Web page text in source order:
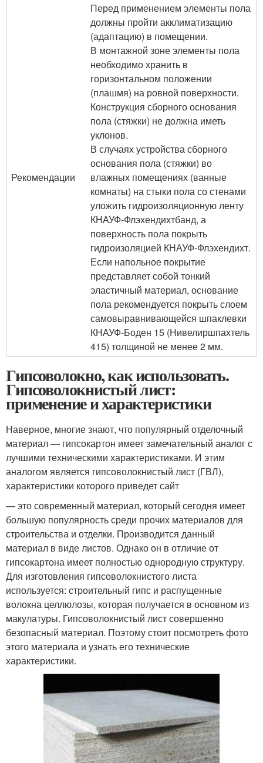
Рекомендации
Перед применением элементы пола
должны пройти акклиматизацию
(адаптацию) в помещении.
В монтажной зоне элементы пола
необходимо хранить в
горизонтальном положении
(плашмя) на ровной поверхности.
Конструкция сборного основания
пола (стяжки) не должна иметь
уклонов.
В случаях устройства сборного
основания пола (стяжки) во
влажных помещениях (ванные
комнаты) на стыки пола со стенами
уложить гидроизоляционную ленту
КНАУФ-Флэхендихтбанд, а
поверхность пола покрыть
гидроизоляцией КНАУФ-Флэхендихт.
Если напольное покрытие
представляет собой тонкий
эластичный материал, основание
пола рекомендуется покрыть слоем
самовыравнивающейся шпаклевки
КНАУФ-Боден 15 (Нивелиршпахтель
415) толщиной не менее 2 мм.
Гипсоволокно, как использовать.
Гипсоволокнистый лист:
применение и характеристики
Наверное, многие знают, что популярный отделочный
материал — гипсокартон имеет замечательный аналог с
лучшими техническими характеристиками. И этим
аналогом является гипсоволокнистый лист (ГВЛ),
характеристики которого приведет сайт
— это современный материал, который сегодня имеет
большую популярность среди прочих материалов для
строительства и отделки. Производится данный
материал в виде листов. Однако он в отличие от
гипсокартона имеет полностью однородную структуру.
Для изготовления гипсоволокнистого листа
используется: строительный гипс и распущенные
волокна целлюлозы, которая получается в основном из
макулатуры. Гипсоволокнистый лист совершенно
безопасный материал. Поэтому стоит посмотреть фото
этого материала и узнать его технические
характеристики.